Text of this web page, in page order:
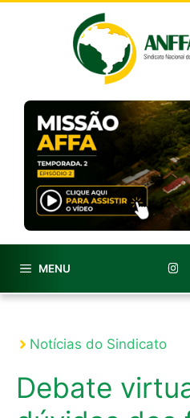
MENU
Notícias do Sindicato
Debate